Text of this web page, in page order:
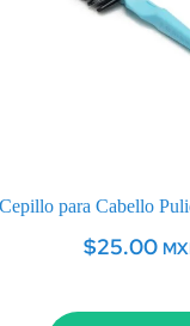
Cepillo para Cabello
$25.00